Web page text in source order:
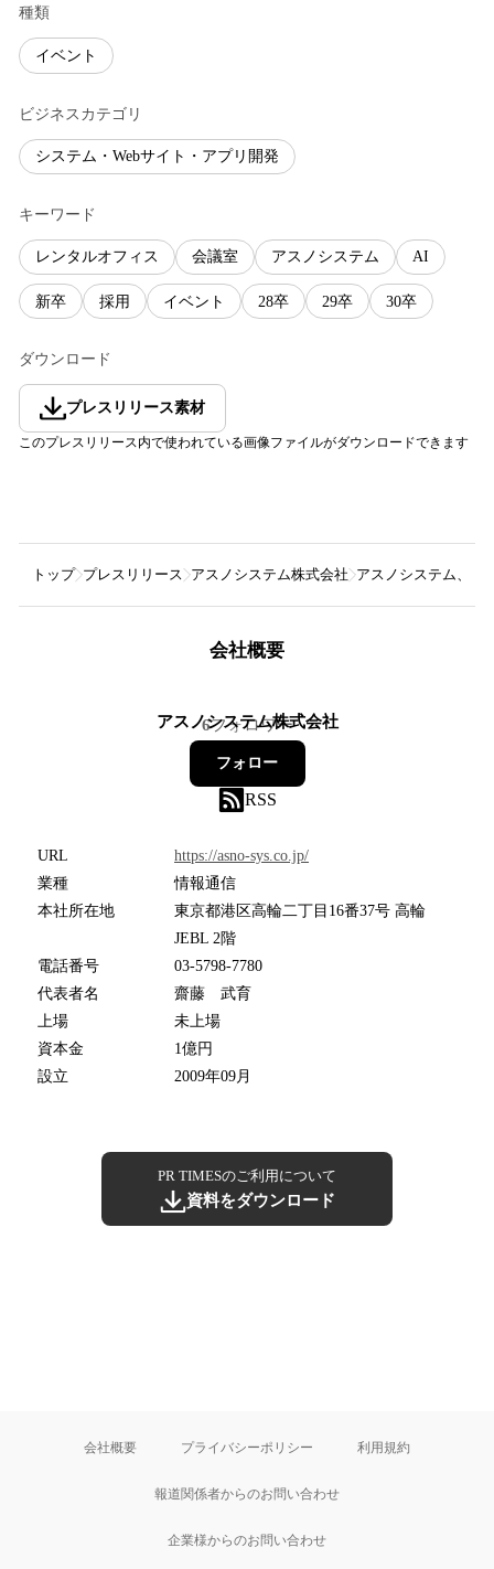
種類
イベント
ビジネスカテゴリ
システム・Webサイト・アプリ開発
キーワード
レンタルオフィス 会議室 アスノシステム AI
新卒 採用 イベント 28卒 29卒 30卒
ダウンロード
プレスリリース素材
このプレスリリース内で使われている画像ファイルがダウンロードできます
トップ プレスリリース アスノシステム株式会社 アスノシステム、
会社概要
アスノシステム株式会社
6フォロワー
フォロー
RSS
URL
https://asno-sys.co.jp/
業種
情報通信
本社所在地
東京都港区高輪二丁目16番37号 高輪
JEBL 2階
電話番号
03-5798-7780
代表者名
齋藤 武育
上場
未上場
資本金
1億円
設立
2009年09月
PR TIMESのご利用について
資料をダウンロード
会社概要 プライバシーポリシー 利用規約
報道関係者からのお問い合わせ
企業様からのお問い合わせ